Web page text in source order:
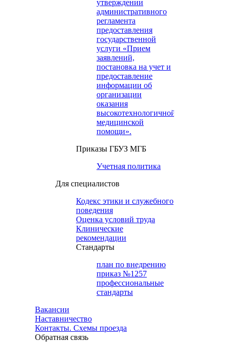
утверждении
административного
регламента
предоставления
государственной
услуги «Прием
заявлений,
постановка на учет и
предоставление
информации об
организации
оказания
высокотехнологичной
медицинской
помощи».
Приказы ГБУЗ МГБ
Учетная политика
Для специалистов
Кодекс этики и служебного
поведения
Оценка условий труда
Клинические
рекомендации
Cтандарты
план по внедрению
приказ №1257
профессиональные
стандарты
Вакансии
Наставничество
Контакты. Схемы проезда
Обратная связь